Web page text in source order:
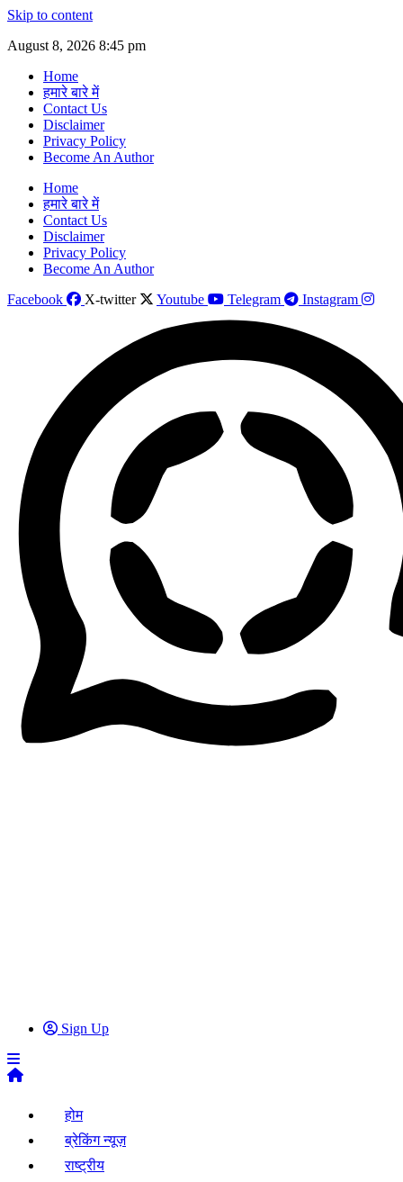
Skip to content
August 8, 2026 8:45 pm
Home
हमारे बारे में
Contact Us
Disclaimer
Privacy Policy
Become An Author
Home
हमारे बारे में
Contact Us
Disclaimer
Privacy Policy
Become An Author
Facebook
X-twitter Youtube Telegram Instagram
Sign Up
होम
ब्रेकिंग न्यूज़
राष्ट्रीय